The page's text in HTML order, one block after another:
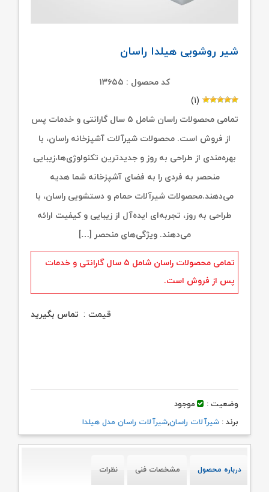
شیر روشویی هیلدا راسان
کد محصول : ۱۳۶۵۵
(۱)
تمامی محصولات راسان شامل ۵ سال گارانتی و خدمات پس
از فروش است. محصولات شیرآلات آشپزخانه راسان، با
بهره‌مندی از طراحی به روز و جدیدترین تکنولوژی‌ها،زیبایی
منحصر به فردی را به فضای آشپزخانه شما هدیه
می‌دهند.محصولات شیرآلات حمام و دستشویی راسان، با
طراحی به روز، تجربه‌ای ایده‌آل از زیبایی و کیفیت ارائه
می‌دهند. ویژگی‌های منحصر […]
تمامی محصولات راسان شامل ۵ سال گارانتی و خدمات
پس از فروش است.
قیمت : تماس بگیرید
وضعیت :
موجود
برند : شیرآلات راسان,شیرآلات راسان مدل هیلدا
درباره محصول مشخصات فنی نظرات